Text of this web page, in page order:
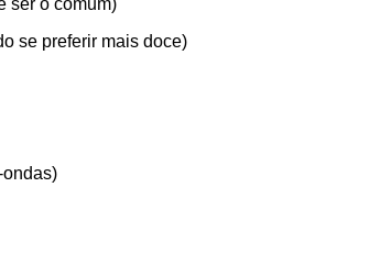
ser o comum)
se preferir mais doce)